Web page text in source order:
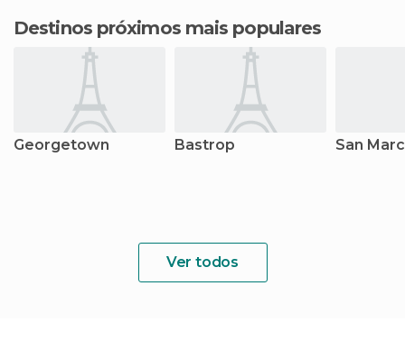
Destinos próximos mais populares
Georgetown Bastrop San
Ver todos